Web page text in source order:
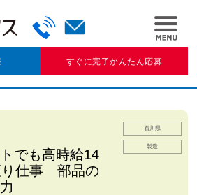
すぐに完了かんたん応募
石川県
製造
でも高時給14
り仕事 部品の